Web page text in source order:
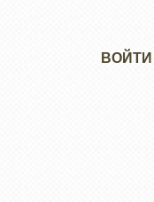
ВОЙТИ